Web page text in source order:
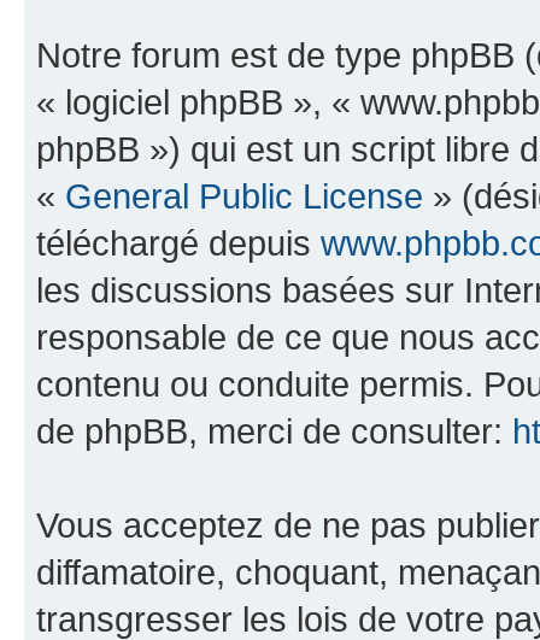
Notre forum est de type phpBB
« logiciel phpBB », «
phpBB ») qui est un script libre
« General Public License »
téléchargé depuis
les discussions basées sur
responsable de ce que nous
contenu ou conduite permis.
de phpBB, merci de consulter:
Vous acceptez de ne pas
diffamatoire, choquant,
transgresser les lois de votre